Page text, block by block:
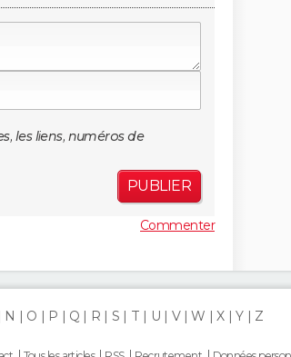
les liens, numéros de
PUBLIER
Commenter
N O P Q R S T U V W X Y Z